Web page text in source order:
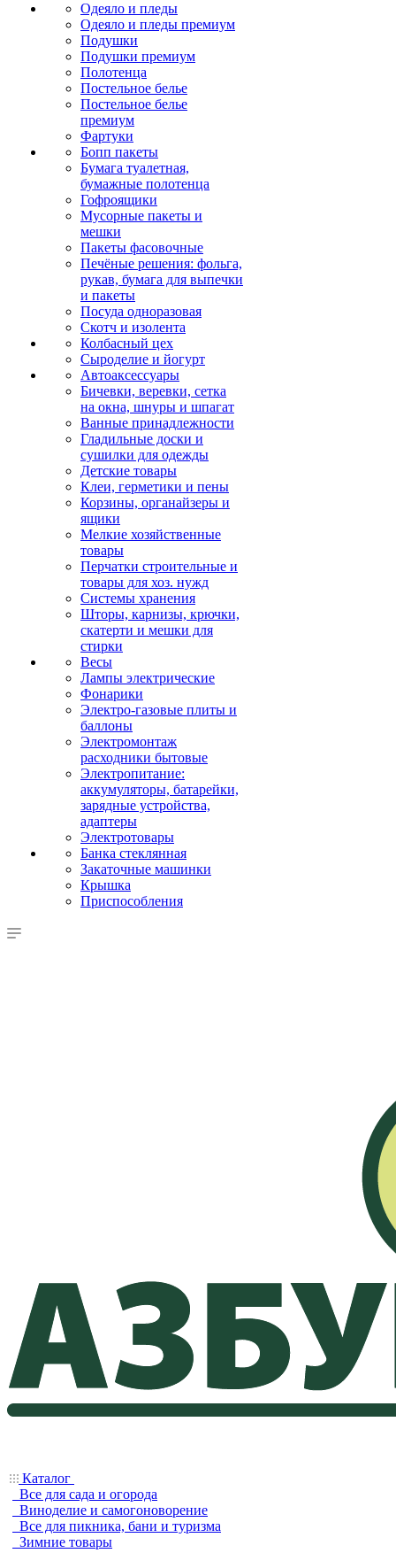
Одеяло и пледы
Одеяло и пледы премиум
Подушки
Подушки премиум
Полотенца
Постельное белье
Постельное белье
премиум
Фартуки
Бопп пакеты
Бумага туалетная,
бумажные полотенца
Гофроящики
Мусорные пакеты и
мешки
Пакеты фасовочные
Печёные решения: фольга,
рукав, бумага для выпечки
и пакеты
Посуда одноразовая
Скотч и изолента
Колбасный цех
Сыроделие и йогурт
Автоаксессуары
Бичевки, веревки, сетка
на окна, шнуры и шпагат
Ванные принадлежности
Гладильные доски и
сушилки для одежды
Детские товары
Клеи, герметики и пены
Корзины, органайзеры и
ящики
Мелкие хозяйственные
товары
Перчатки строительные и
товары для хоз. нужд
Системы хранения
Шторы, карнизы, крючки,
скатерти и мешки для
стирки
Весы
Лампы электрические
Фонарики
Электро-газовые плиты и
баллоны
Электромонтаж
расходники бытовые
Электропитание:
аккумуляторы, батарейки,
зарядные устройства,
адаптеры
Электротовары
Банка стеклянная
Закаточные машинки
Крышка
Приспособления
Каталог
Все для сада и огорода
Виноделие и самогоноворение
Все для пикника, бани и туризма
Зимние товары